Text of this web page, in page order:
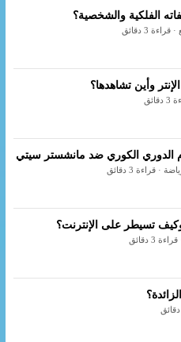
الفلكية والشخصية؟
3 دقائق
وأين تشاهدها؟
الدوري الكوري ضد مانشستر سيتي
· قراءة 3 دقائق
تسيطر على الإنترنت؟
3 دقائق